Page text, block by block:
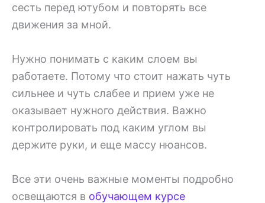
сесть перед ютубом и повторять все
движения за мной.
Нужно понимать с каким слоем вы
работаете. Потому что стоит нажать чуть
сильнее и чуть слабее и прием уже не
оказывает нужного действия. Важно
контролировать под каким углом вы
держите руки, и еще массу нюансов.
Все эти очень важные моменты подробно
освещаются в обучающем курсе